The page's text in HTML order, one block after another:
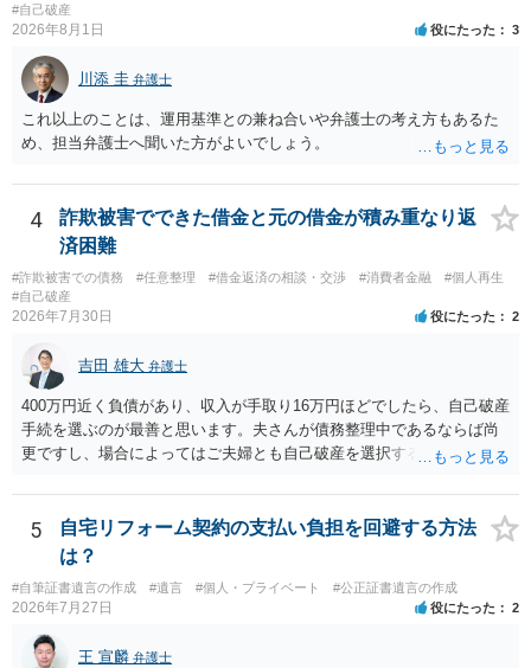
#自己破産
2026年8月1日 役にたった 3
川添 圭 弁護士
これ以上のことは、運用基準との兼ね合いや弁護士の考え方もあるた
め、担当弁護士へ聞いた方がよいでしょう。
4
詐欺被害でできた借金と元の借金が積み重なり返
済困難
#詐欺被害での債務 #任意整理 #借金返済の相談・交渉 #消費者金融
#個人再生
#自己破産
2026年7月30日 役にたった 2
吉田 雄大 弁護士
400万円近く負債があり、収入が手取り16万円ほどでしたら、自己破産
手続を選ぶのが最善と思います。夫さんが債務整理中であるならば尚
更ですし、場合によってはご夫婦とも自己破産を選択する方法もある
5
自宅リフォーム契約の支払い負担を回避する方法
は？
#自筆証書遺言の作成 #遺言 #個人・プライベート #公正証書遺言の作成
2026年7月27日 役にたった 2
王 宣麟 弁護士